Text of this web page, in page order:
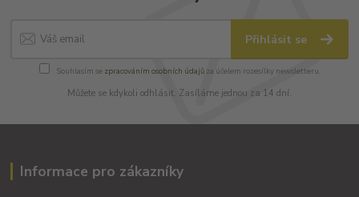
Přihlásit se
Souhlasím se zpracováním osobních údajůza účelem rozesílky newsletteru.
Můžete se kdykoli odhlásit. Zasíláme jednou za 14 dní.
Informace pro zákazníky